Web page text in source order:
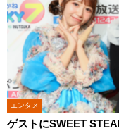
エンタメ
ゲストにSWEET